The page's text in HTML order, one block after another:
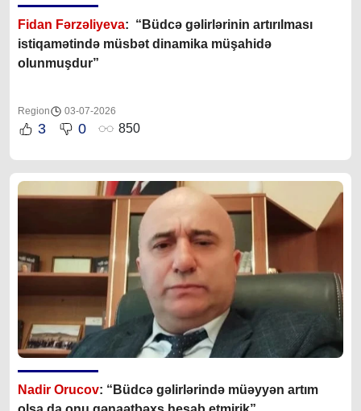
Fidan Fərzəliyeva: “Büdcə gəlirlərinin artırılması
istiqamətində müsbət dinamika müşahidə
olunmuşdur”
Region 03-07-2026
3 0 850
Nadir Orucov: “Büdcə gəlirlərində müəyyən artım